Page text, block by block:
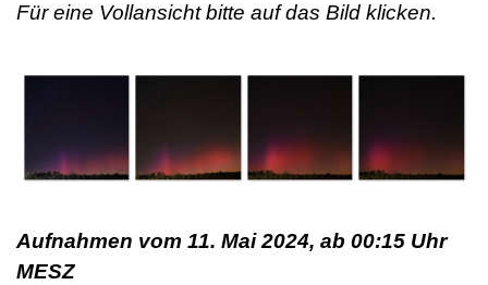
Für eine Vollansicht bitte auf das Bild klicken.
Aufnahmen vom 11. Mai 2024, ab 00:15 Uhr
MESZ